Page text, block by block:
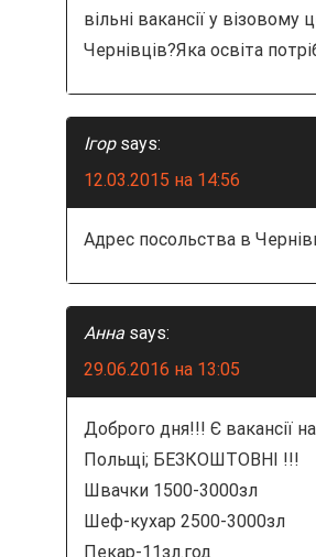
вільні вакансії у візовому
Чернівців?Яка освіта
Ігор says:
12.03.2015 на 14:56
Адрес посольства в
Анна says:
29.06.2016 на 13:05
Доброго дня!!! Є вакансії
Польщі; БЕЗКОШТОВНІ !!!
Швачки 1500-3000зл
Шеф-кухар 2500-3000зл
Пекар-11зл.год